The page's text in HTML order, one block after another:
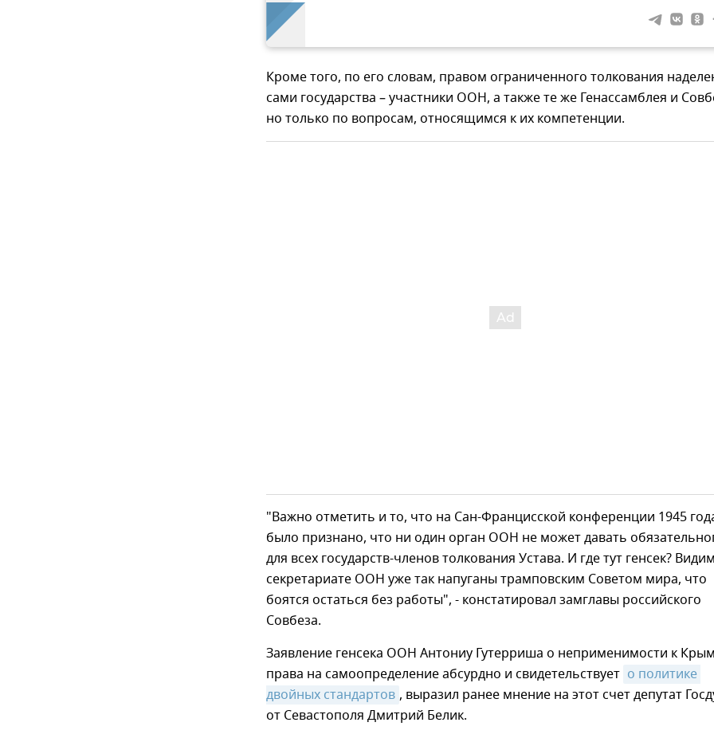
Кроме того, по его словам, правом ограниченного толкования
сами государства – участники ООН, а также те же Генассамблея и
но только по вопросам, относящимся к их компетенции.
"Важно отметить и то, что на Сан-Францисской конференции 1945
было признано, что ни один орган ООН не может давать
для всех государств-членов толкования Устава. И где тут генсек?
секретариате ООН уже так напуганы трамповским Советом мира, что
боятся остаться без работы", - констатировал замглавы российского
Совбеза.
Заявление генсека ООН Антониу Гутерриша о неприменимости к
права на самоопределение абсурдно и свидетельствует о политике
двойных стандартов , выразил ранее мнение на этот счет депутат
от Севастополя Дмитрий Белик.